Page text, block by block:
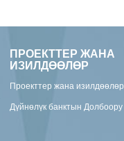
ПРОЕКТТЕР ЖАНА
ИЗИЛДӨӨЛӨР
Проекттер жана изилдөөлөр
Дүйнөлүк банктын Долбоору